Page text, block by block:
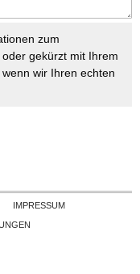
zum
gekürzt mit Ihrem
wir Ihren echten
IMPRESSUM